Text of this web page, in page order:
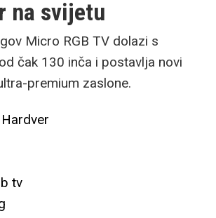
na svijetu
Micro RGB TV dolazi s
čak 130 inča i postavlja novi
premium zaslone.
Hardver
tv